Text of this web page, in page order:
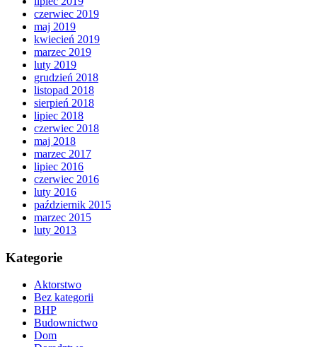
czerwiec 2019
maj 2019
kwiecień 2019
marzec 2019
luty 2019
grudzień 2018
listopad 2018
sierpień 2018
lipiec 2018
czerwiec 2018
maj 2018
marzec 2017
lipiec 2016
czerwiec 2016
luty 2016
październik 2015
marzec 2015
luty 2013
Kategorie
Aktorstwo
Bez kategorii
BHP
Budownictwo
Dom